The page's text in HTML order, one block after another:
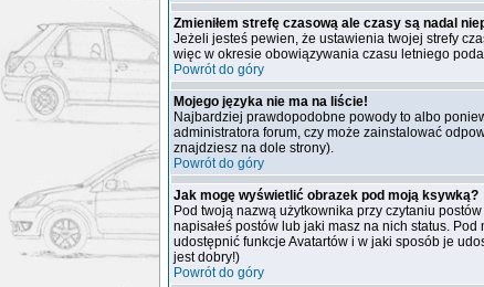
Zmieniłem strefę czasową ale czasy są nadal
Jeżeli jesteś pewien, że ustawienia twojej strefy
więc w okresie obowiązywania czasu letniego
Powrót do góry
Mojego języka nie ma na liście!
Najbardziej prawdopodobne powody to albo
administratora forum, czy może zainstalować
znajdziesz na dole strony).
Powrót do góry
Jak mogę wyświetlić obrazek pod moją ksywką?
Pod twoją nazwą użytkownika przy czytaniu
napisałeś postów lub jaki masz na nich status.
udostępnić funkcje Avatartów i w jaki sposób je
jest dobry!)
Powrót do góry